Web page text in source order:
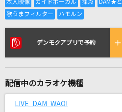
リアルタイムで歌われ
Bunny Girl
TOM・CAT
デンモクアプリで予約
配信中のカラオケ機種
LIVE DAM WAO!